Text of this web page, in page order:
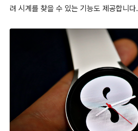
려 시계를 찾을 수 있는 기능도 제공합니다.